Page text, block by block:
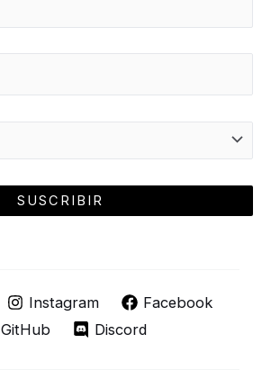
Instagram
Facebook
GitHub
Discord